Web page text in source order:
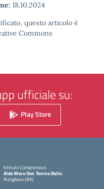
18.10.2024
questo articolo è
Commons
ufficiale su:
Play Store
Istituto Comprensivo
Aldo Moro Don Tonino Bello
Rutigliano (BA)
— Visita la pagina iniziale della scuola